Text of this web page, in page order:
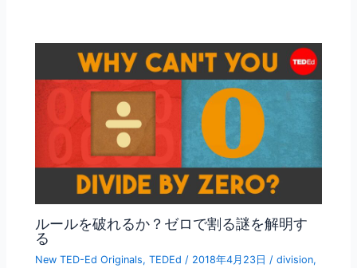
ルールを破れるか？ゼロで割る謎を解明す
る
New TED-Ed Originals,TEDEd / 2018年4月23日 /division,